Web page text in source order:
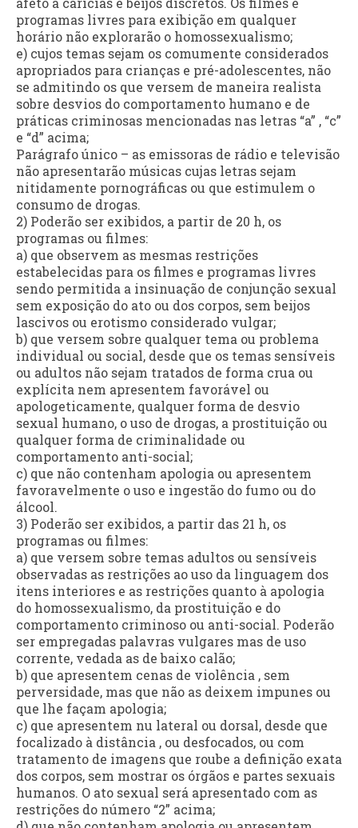
programas livres para exibição em qualquer
horário não explorarão o homossexualismo;
e) cujos temas sejam os comumente considerados
apropriados para crianças e pré-adolescentes, não
se admitindo os que versem de maneira realista
sobre desvios do comportamento humano e de
práticas criminosas mencionadas nas letras “a” , “c”
e “d” acima;
Parágrafo único – as emissoras de rádio e televisão
não apresentarão músicas cujas letras sejam
nitidamente pornográficas ou que estimulem o
consumo de drogas.
2) Poderão ser exibidos, a partir de 20 h, os
programas ou filmes:
a) que observem as mesmas restrições
estabelecidas para os filmes e programas livres
sendo permitida a insinuação de conjunção sexual
sem exposição do ato ou dos corpos, sem beijos
lascivos ou erotismo considerado vulgar;
b) que versem sobre qualquer tema ou problema
individual ou social, desde que os temas sensíveis
ou adultos não sejam tratados de forma crua ou
explícita nem apresentem favorável ou
apologeticamente, qualquer forma de desvio
sexual humano, o uso de drogas, a prostituição ou
qualquer forma de criminalidade ou
comportamento anti-social;
c) que não contenham apologia ou apresentem
favoravelmente o uso e ingestão do fumo ou do
álcool.
3) Poderão ser exibidos, a partir das 21 h, os
programas ou filmes:
a) que versem sobre temas adultos ou sensíveis
observadas as restrições ao uso da linguagem dos
itens interiores e as restrições quanto à apologia
do homossexualismo, da prostituição e do
comportamento criminoso ou anti-social. Poderão
ser empregadas palavras vulgares mas de uso
corrente, vedada as de baixo calão;
b) que apresentem cenas de violência , sem
perversidade, mas que não as deixem impunes ou
que lhe façam apologia;
c) que apresentem nu lateral ou dorsal, desde que
focalizado à distância , ou desfocados, ou com
tratamento de imagens que roube a definição exata
dos corpos, sem mostrar os órgãos e partes sexuais
humanos. O ato sexual será apresentado com as
restrições do número “2” acima;